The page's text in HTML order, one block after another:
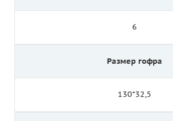
6
Размер гофра
130*32,5